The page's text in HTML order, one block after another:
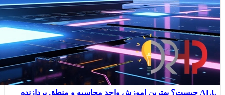
ALU چیست؟ بهترین اموزش واحد محاسبه و منطق پردازنده